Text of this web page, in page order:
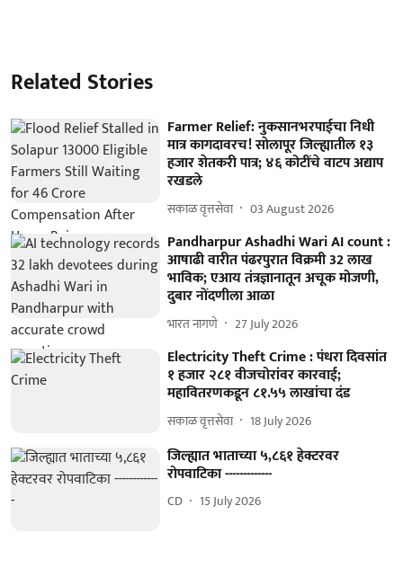
Related Stories
Farmer Relief: नुकसानभरपाईचा निधी
मात्र कागदावरच! साेलापूर जिल्ह्यातील १३
हजार शेतकरी पात्र; ४६ कोटींचे वाटप अद्याप
रखडले
सकाळ वृत्तसेवा 03 August 2026
Pandharpur Ashadhi Wari AI count :
आषाढी वारीत पंढरपुरात विक्रमी 32 लाख
भाविक; एआय तंत्रज्ञानातून अचूक मोजणी,
दुबार नोंदणीला आळा
भारत नागणे 27 July 2026
Electricity Theft Crime : पंधरा दिवसांत
१ हजार २८१ वीजचोरांवर कारवाई;
महावितरणकडून ८१.५५ लाखांचा दंड
सकाळ वृत्तसेवा 18 July 2026
जिल्ह्यात भाताच्या ५,८६१ हेक्टरवर
रोपवाटिका -------------
CD 15 July 2026